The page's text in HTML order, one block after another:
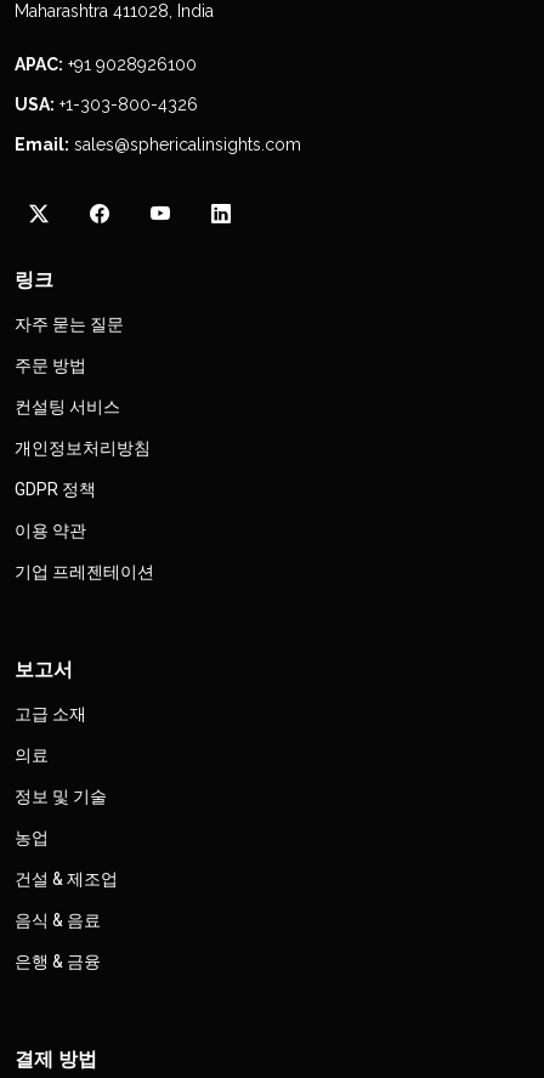
Maharashtra 411028, India
APAC: +91 9028926100
USA: +1-303-800-4326
Email: sales@sphericalinsights.com
링크
자주 묻는 질문
주문 방법
컨설팅 서비스
개인정보처리방침
GDPR 정책
이용 약관
기업 프레젠테이션
보고서
고급 소재
의료
정보 및 기술
농업
건설 & 제조업
음식 & 음료
은행 & 금융
결제 방법